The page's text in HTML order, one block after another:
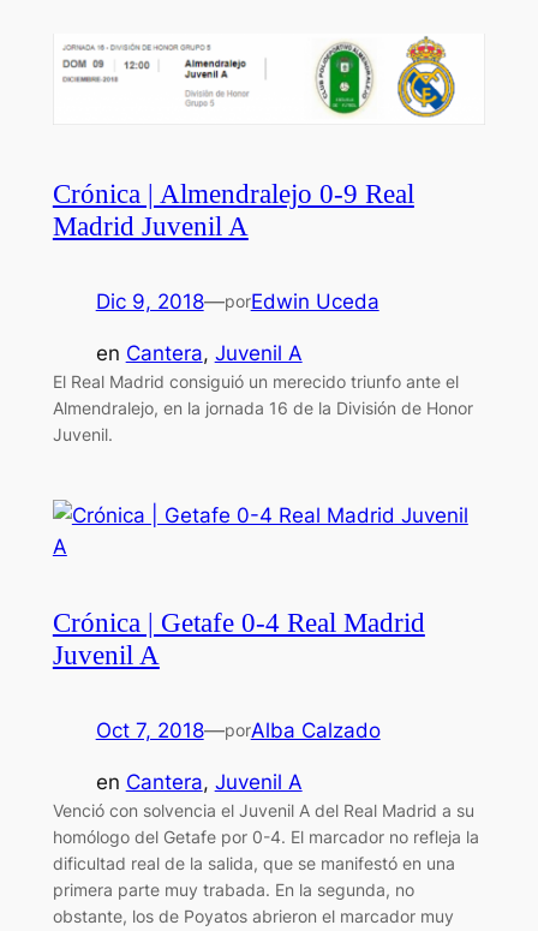
Crónica | Almendralejo 0-9 Real
Madrid Juvenil A
Dic 9, 2018—porEdwin Uceda
en Cantera, Juvenil A
El Real Madrid consiguió un merecido triunfo ante el
Almendralejo, en la jornada 16 de la División de Honor
Juvenil.
Crónica | Getafe 0-4 Real Madrid
Juvenil A
Oct 7, 2018—porAlba Calzado
en Cantera, Juvenil A
Venció con solvencia el Juvenil A del Real Madrid a su
homólogo del Getafe por 0-4. El marcador no refleja la
dificultad real de la salida, que se manifestó en una
primera parte muy trabada. En la segunda, no
obstante, los de Poyatos abrieron el marcador muy